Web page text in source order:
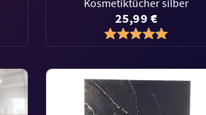
25,99 €